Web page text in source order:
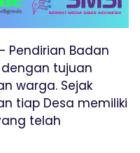
Pendirian Badan
dengan tujuan
warga. Sejak
tiap Desa memiliki
telah